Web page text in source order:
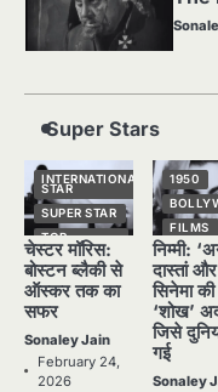
3
जब
The
4
के
5
5
देखनी
Super Stars
INTERNATIONAL
STAR
SUPER STAR
TOP
STORIES
चेस्टर मॉरिस:
बोस्टन ब्लैकी से
ऑस्कर तक का
सफर
Sonaley Jain
February 24,
2026
1950
FILMS
HINDI
STAR
SUPER
TOP
निम्मी:
दास्तां और
सिनेमा की
‘शोख’
जिसे
गई
Sonaley